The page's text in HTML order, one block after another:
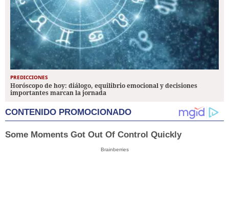
PREDICCIONES
Horóscopo de hoy: diálogo, equilibrio emocional y decisiones
importantes marcan la jornada
CONTENIDO PROMOCIONADO
Some Moments Got Out Of Control Quickly
Brainberries